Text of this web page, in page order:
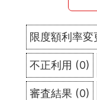
限度額利率変
不正利用 (0)
審査結果 (0)